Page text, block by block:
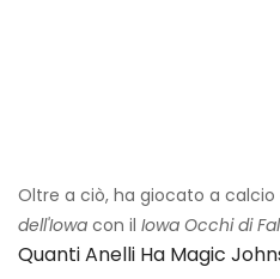
Oltre a ciò, ha giocato a calcio
dell'Iowa con il Iowa Occhi di
Quanti Anelli Ha Magic